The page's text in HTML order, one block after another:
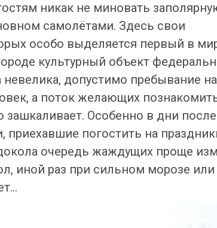
никак не миновать
самолётами. Здесь свои
особо выделяется первый в
культурный объект
допустимо пребывание на
а поток желающих
Особенно в дни
приехавшие погостить на
очередь жаждущих проще
иной раз при сильном морозе или